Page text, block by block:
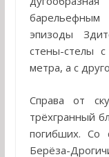
эпизоды
стены-стелы
метра, а с
Справа от
трёхгранный
погибших. Со
Берёза-